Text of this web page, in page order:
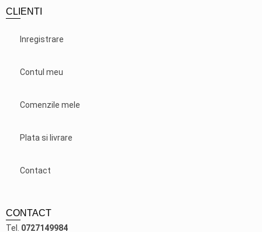
CLIENTI
Inregistrare
Contul meu
Comenzile mele
Plata si livrare
Contact
CONTACT
Tel. 0727149984